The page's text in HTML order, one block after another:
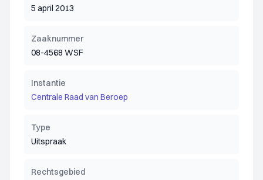
5 april 2013
Zaaknummer
08-4568 WSF
Instantie
Centrale Raad van Beroep
Type
Uitspraak
Rechtsgebied